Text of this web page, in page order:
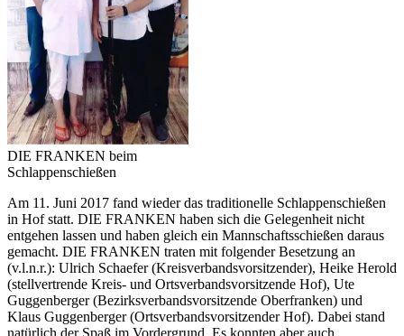
DIE FRANKEN beim
Schlappenschießen
Am 11. Juni 2017 fand wieder das traditionelle Schlappenschießen
in Hof statt. DIE FRANKEN haben sich die Gelegenheit nicht
entgehen lassen und haben gleich ein Mannschaftsschießen daraus
gemacht. DIE FRANKEN traten mit folgender Besetzung an
(v.l.n.r.): Ulrich Schaefer (Kreisverbandsvorsitzender), Heike Herold
(stellvertrende Kreis- und Ortsverbandsvorsitzende Hof), Ute
Guggenberger (Bezirksverbandsvorsitzende Oberfranken) und
Klaus Guggenberger (Ortsverbandsvorsitzender Hof). Dabei stand